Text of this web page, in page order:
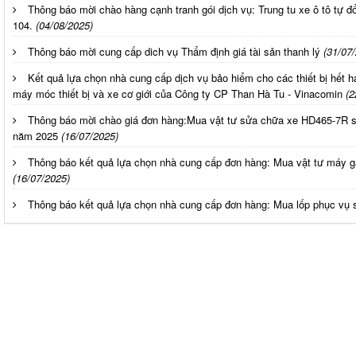
Thông báo mời chào hàng cạnh tranh gói dịch vụ: Trung tu xe ô tô tự
104. (04/08/2025)
Thông báo mời cung cấp dich vụ Thẩm định giá tài sản thanh lý (31/
Kết quả lựa chọn nhà cung cấp dịch vụ bảo hiểm cho các thiết bị hết
máy móc thiết bị và xe cơ giới của Công ty CP Than Hà Tu - Vinacomin
Thông báo mời chào giá đơn hàng:Mua vật tư sửa chữa xe HD465-
năm 2025 (16/07/2025)
Thông báo kết quả lựa chọn nhà cung cấp đơn hàng: Mua vật tư máy
(16/07/2025)
Thông báo kết quả lựa chọn nhà cung cấp đơn hàng: Mua lốp phục